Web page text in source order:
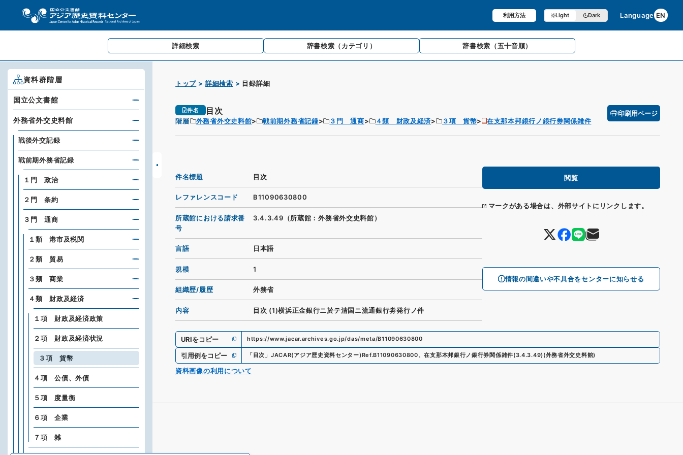
利用方法 Light Dark Language EN
詳細検索 辞書検索 （カテゴリ） 辞書検索 （五十音順）
トップ 詳細検索 目録詳細
件名 目次
階層 外務省外交史料館 戦前期外務省記録 ３門 通商 ４類 財政及経済 ３項 貨幣 在支那本邦銀行ノ銀行券関係雑件
印刷用ページ
閲覧
マークがある場合は、外部サイトにリンクします。
情報の間違いや不具合をセンターに知らせる
件名標題 目次
レファレンスコード B11090630800
所蔵館における請求番
号
3.4.3.49（所蔵館：外務省外交史料館）
言語 日本語
規模 1
組織歴/履歴 外務省
内容 目次 (1)横浜正金銀行ニ於テ清国ニ流通銀行劵発行ノ件
URIをコピー https://www.jacar.archives.go.jp/das/meta/B11090630800
引用例をコピー 「目次 」 JACAR(アジア歴史資料センター)Ref.B11090630800、在支那本邦銀行ノ銀行券関係雑件(3.4.3.49)(外務省外交史料館)
資料画像の利用について
資料群階層
国立公文書館
外務省外交史料館
戦後外交記録
戦前期外務省記録
１門 政治
２門 条約
３門 通商
１類 港市及税関
２類 貿易
３類 商業
４類 財政及経済
１項 財政及経済政策
２項 財政及経済状況
３項 貨幣
４項 公債、外債
５項 度量衡
６項 企業
７項 雑